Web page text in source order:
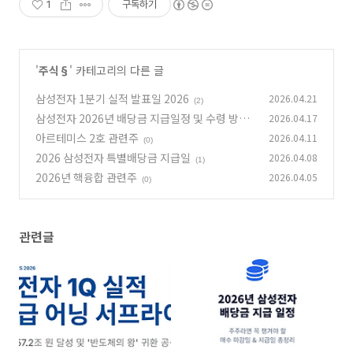
1 구독하기
'주식§ ' 카테고리의 다른 글
삼성전자 1분기 실적 발표일 2026
(2) 2026.04.21
삼성전자 2026년 배당금 지급일정 및 수령 방법
완벽 정리 (0)
2026.04.17
아르테미스 2호 관련주 (0) 2026.04.11
2026 삼성전자 특별배당금 지급일 (1) 2026.04.08
2026년 핵융합 관련주 (0) 2026.04.05
관련글